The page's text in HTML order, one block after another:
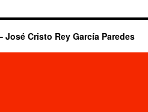
José Cristo Rey García Paredes